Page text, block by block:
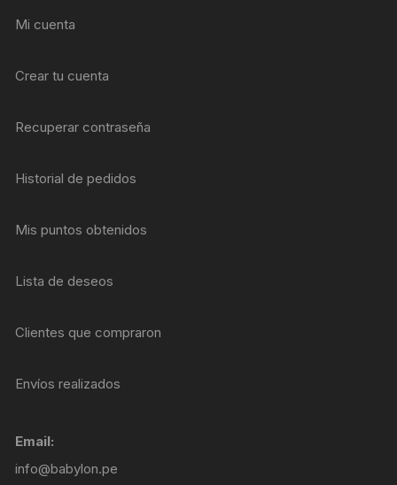
Mi cuenta
Crear tu cuenta
Recuperar contraseña
Historial de pedidos
Mis puntos obtenidos
Lista de deseos
Clientes que compraron
Envíos realizados
Email:
info@babylon.pe